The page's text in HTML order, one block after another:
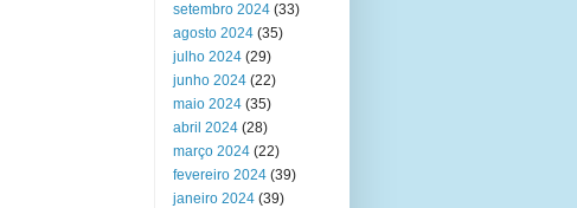
setembro 2024 (33)
agosto 2024 (35)
julho 2024 (29)
junho 2024 (22)
maio 2024 (35)
abril 2024 (28)
março 2024 (22)
fevereiro 2024 (39)
janeiro 2024 (39)